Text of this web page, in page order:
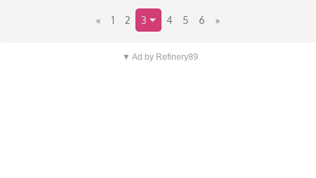
« 1 2 3 4 5 6 »
▼ Ad by Refinery89